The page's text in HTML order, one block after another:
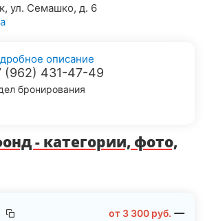
ул. Семашко, д. 6
описание
(962) 431-47-49
бронирования
- категории, фото,
от 3 300 руб.